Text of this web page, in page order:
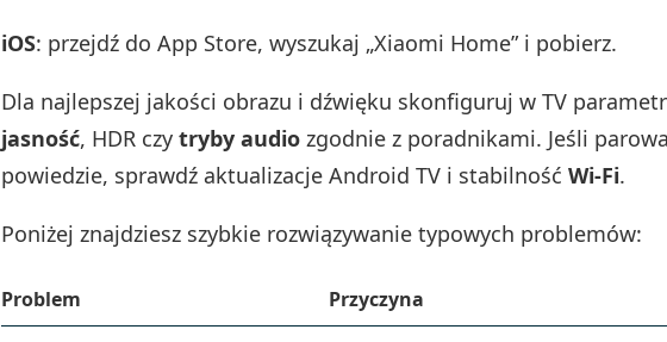
iOS: przejdź do App Store, wyszukaj „Xiaomi Home” i pobierz.
Dla najlepszej jakości obrazu i dźwięku skonfiguruj w TV
jasność, HDR czy tryby audio zgodnie z poradnikami. Jeśli
powiedzie, sprawdź aktualizacje Android TV i stabilność Wi‑Fi.
Poniżej znajdziesz szybkie rozwiązywanie typowych problemów:
Problem
Przyczyna